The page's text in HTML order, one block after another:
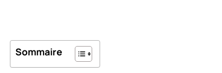
Sommaire